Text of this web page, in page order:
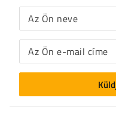
Az Ön neve
Az Ön e-mail címe